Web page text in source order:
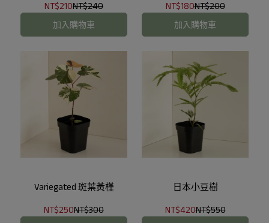
NT$210NT$240
加入購物車
NT$180NT$200
加入購物車
Variegated 斑葉黃槿
NT$250NT$300
日本小豆樹
NT$420NT$550